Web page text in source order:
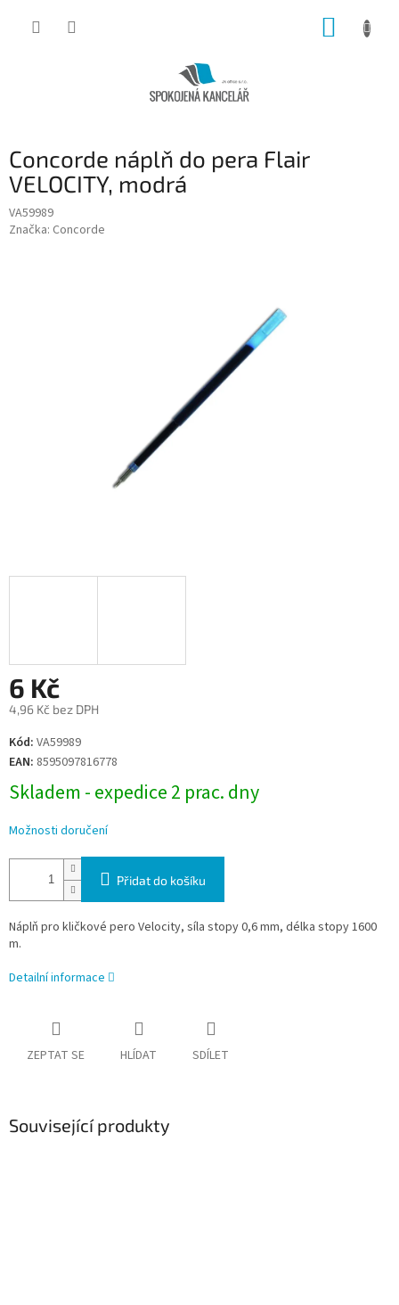
Concorde náplň do pera Flair
VELOCITY, modrá
VA59989
Značka: Concorde
6 Kč
4,96 Kč bez DPH
Měrná
cena:
Kód: VA59989
EAN: 8595097816778
Skladem - expedice 2 prac. dny
Možnosti doručení
Přidat do košíku
Náplň pro kličkové pero Velocity, síla stopy 0,6 mm, délka stopy 1600
m.
Detailní informace
ZEPTAT SE HLÍDAT SDÍLET
Související produkty